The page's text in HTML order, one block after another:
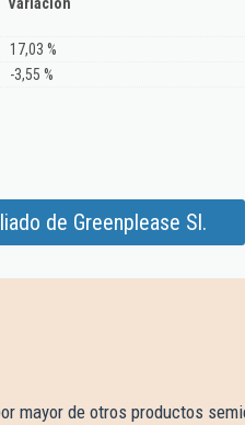
17,03 %
-3,55 %
de Greenplease Sl.
mayor de otros productos